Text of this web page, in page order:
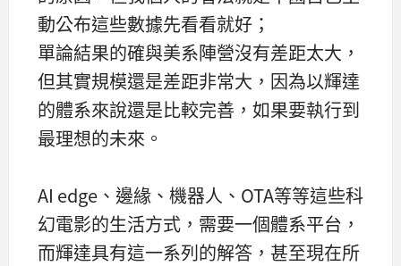
動公布這些數據先看看就好；
單論結果的確與美系陣營沒有差距太大，
但其實規模還是差距非常大，因為以輝達
的體系來說還是比較完善，如果要執行到
最理想的未來。
AI edge、邊緣、機器人、OTA等等這些科
幻電影的生活方式，需要一個體系平台，
而輝達具有這一系列的解答，甚至現在所